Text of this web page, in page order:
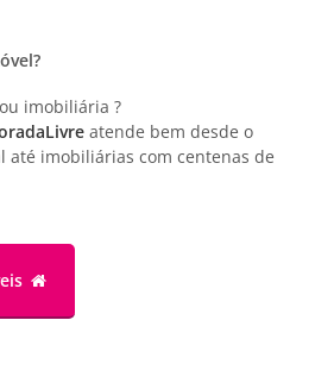
imobiliária ?
atende bem desde o
imobiliárias com centenas de